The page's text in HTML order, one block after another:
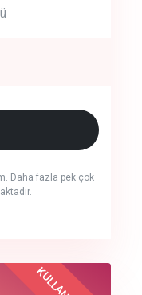
Daha fazla pek çok